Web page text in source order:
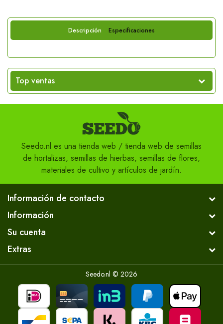
Descripción Especificaciones
Top ventas
Seedo.nl es una tienda web / tienda web de semillas
de hortalizas, semillas de hierbas, semillas de flores,
materiales de cultivo y artículos de jardín.
Información de contacto
Información
Su cuenta
Extras
Seedo.nl © 2026